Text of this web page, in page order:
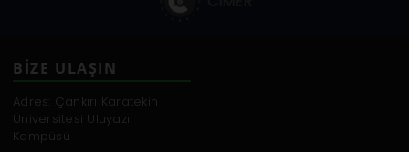
BİZE ULAŞIN
Adres: Çankırı Karatekin
Üniversitesi Uluyazı
Kampüsü